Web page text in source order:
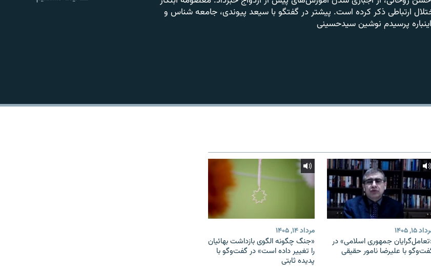
EMBED
را وجود اختلال ارتباطی ذکر کرده است. پیشتر در گفتگو با سیعد پیوندی، جامعه شناس و
پرسیدم نوشین سید‌حسینی
۱۵, ۱۴۰۵
جمهوری اسلامی» در
با علیرضا نامور حقیقی
مرداد ۱۴, ۱۴۰۵
«جنگ چگونه الگوی بازداشت بهائیان
را تغییر داده است» در گفت‌وگو با
پدیده ثابتی